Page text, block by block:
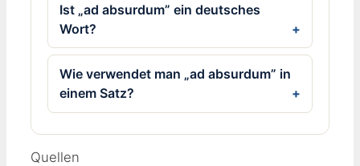
Ist „ad absurdum” ein deutsches
Wort?
Wie verwendet man „ad absurdum” in
einem Satz?
Quellen